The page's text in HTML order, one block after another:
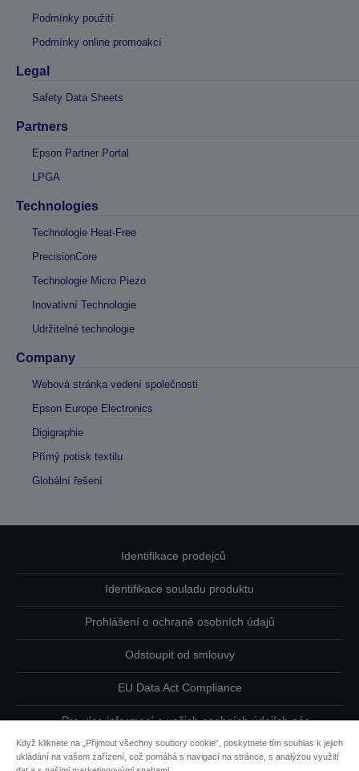
Podmínky použití
Podmínky online promoakcí
Legal
Safety Data Sheets
Partners
Epson Partner Portal
LPGA
Technologies
Technologie Heat-Free
PrecisionCore
Technologie Micro Piezo
Inovativní Technologie
Udržitelné technologie
Company
Webová stránka vedení společnosti
Epson Europe Electronics
Digigraphie
Přímý potisk textilu
Globální řešení
Identifikace prodejců
Identifikace souladu produktu
Prohlášení o ochraně osobních údajů
Odstoupit od smlouvy
EU Data Act Compliance
Pro více informací o vašich osobních údajích nás
Když kliknete na „Přijmout všechny soubory cookie“, poskytnete tím souhlas k jejich
ukládání na vašem zařízení, což pomáhá s navigací na stránce, s analýzou využití